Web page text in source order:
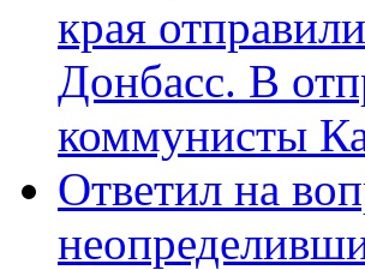
края
Донбасс. В
коммунисты
Ответил на